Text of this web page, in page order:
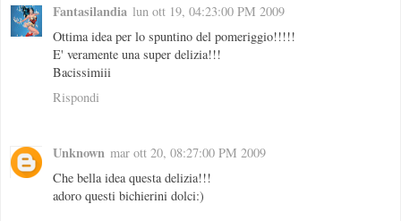
Fantasilandia lun ott 19, 04:23:00 PM 2009
Ottima idea per lo spuntino del pomeriggio!!!!!
E' veramente una super delizia!!!
Bacissimiii
Rispondi
Unknown mar ott 20, 08:27:00 PM 2009
Che bella idea questa delizia!!!
adoro questi bichierini dolci:)